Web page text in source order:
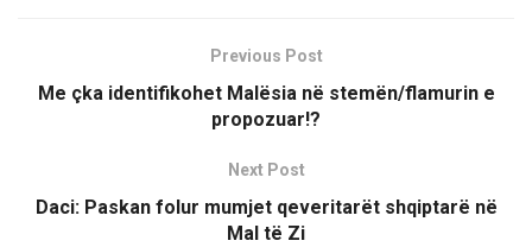
Previous Post
Me çka identifikohet Malësia në stemën/flamurin e
propozuar!?
Next Post
Daci: Paskan folur mumjet qeveritarët shqiptarë në
Mal të Zi